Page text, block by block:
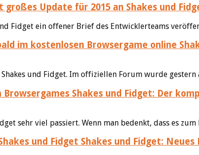
Shakes und
Fidget ein offener Brief des Entwicklerteams
und Fidget. Im offiziellen Forum wurde gestern
Shakes und Fidget: Der
sehr viel passiert. Wenn man bedenkt, dass es zum
Shakes und Fidget: